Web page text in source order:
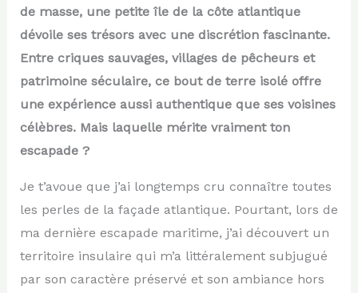
de masse, une petite île de la côte atlantique
dévoile ses trésors avec une discrétion fascinante.
Entre criques sauvages, villages de pêcheurs et
patrimoine séculaire, ce bout de terre isolé offre
une expérience aussi authentique que ses voisines
célèbres. Mais laquelle mérite vraiment ton
escapade ?
Je t’avoue que j’ai longtemps cru connaître toutes
les perles de la façade atlantique. Pourtant, lors de
ma dernière escapade maritime, j’ai découvert un
territoire insulaire qui m’a littéralement subjugué
par son caractère préservé et son ambiance hors